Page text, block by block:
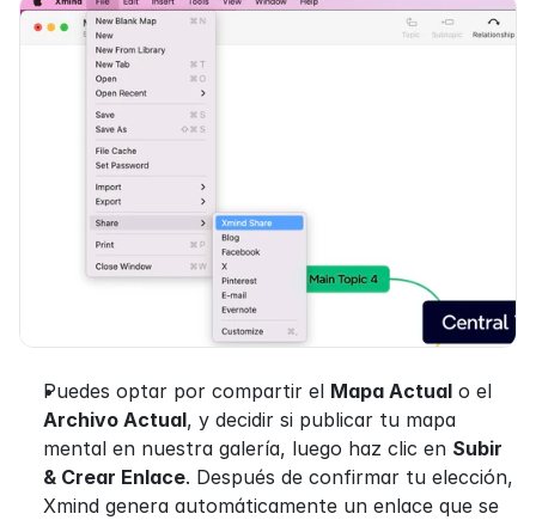
Puedes optar por compartir el Mapa Actual
Archivo Actual, y decidir si publicar tu mapa
mental en nuestra galería, luego haz clic en Subir
& Crear Enlace. Después de confirmar tu elección,
Xmind genera automáticamente un enlace que se